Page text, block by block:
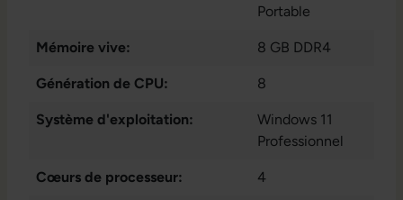
Portable
Mémoire vive: 8 GB DDR4
Génération de CPU: 8
Système d'exploitation:
Windows 11
Professionnel
Cœurs de processeur: 4